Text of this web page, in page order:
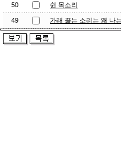
50 쉰 목소리
49 가래 끓는 소리는 왜 나